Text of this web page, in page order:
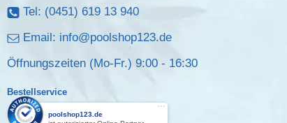
Tel: (0451) 619 13 940
Email: info@poolshop123.de
Öffnungszeiten (Mo-Fr.) 9:00 - 16:30
Bestellservice